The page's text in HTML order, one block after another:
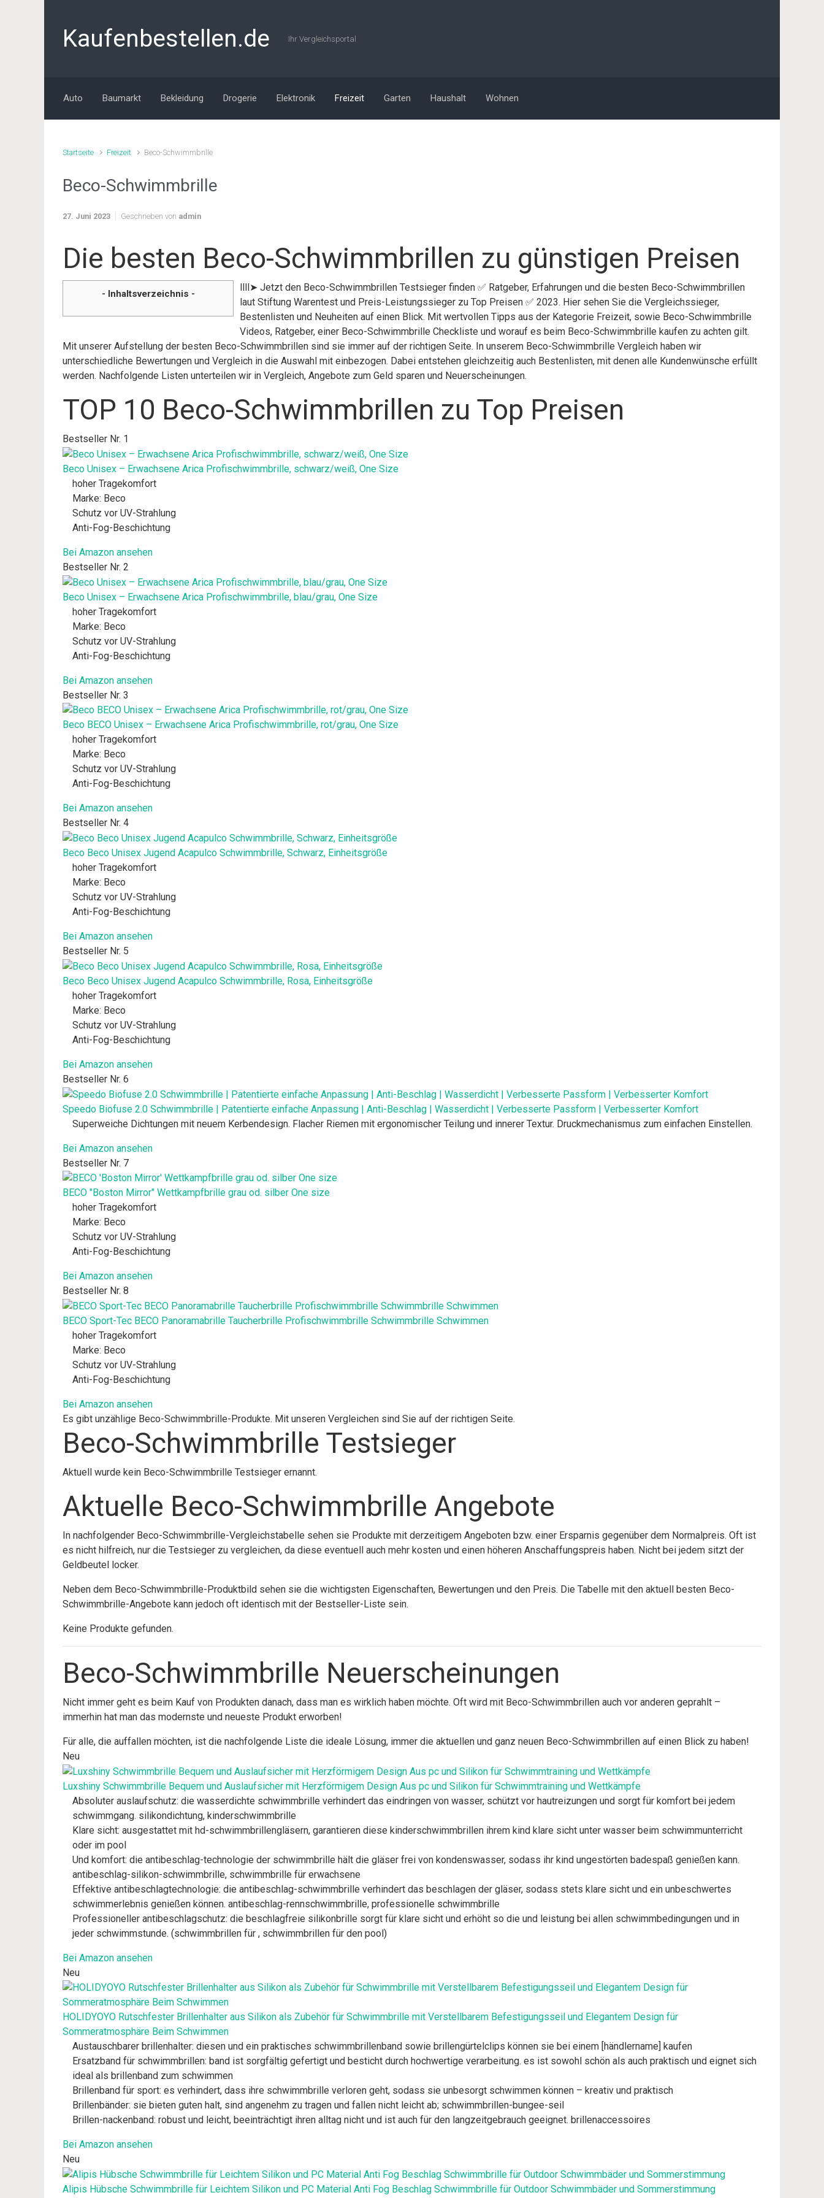
Kaufenbestellen.de Ihr Vergleichsportal
Auto Baumarkt Bekleidung Drogerie Elektronik Freizeit Garten Haushalt Wohnen
Startseite Freizeit Beco-Schwimmbrille
Beco-Schwimmbrille
27. Juni 2023 Geschrieben von admin
Die besten Beco-Schwimmbrillen zu günstigen Preisen
- Inhaltsverzeichnis -
llll➤ Jetzt den Beco-Schwimmbrillen Testsieger finden ✅ Ratgeber, Erfahrungen und die besten Beco-Schwimmbrillen
laut Stiftung Warentest und Preis-Leistungssieger zu Top Preisen ✅ 2023. Hier sehen Sie die Vergleichssieger,
Bestenlisten und Neuheiten auf einen Blick. Mit wertvollen Tipps aus der Kategorie Freizeit, sowie Beco-Schwimmbrille
Videos, Ratgeber, einer Beco-Schwimmbrille Checkliste und worauf es beim Beco-Schwimmbrille kaufen zu achten gilt.
Mit unserer Aufstellung der besten Beco-Schwimmbrillen sind sie immer auf der richtigen Seite. In unserem Beco-Schwimmbrille Vergleich haben wir
unterschiedliche Bewertungen und Vergleich in die Auswahl mit einbezogen. Dabei entstehen gleichzeitig auch Bestenlisten, mit denen alle Kundenwünsche erfüllt
werden. Nachfolgende Listen unterteilen wir in Vergleich, Angebote zum Geld sparen und Neuerscheinungen.
TOP 10 Beco-Schwimmbrillen zu Top Preisen
Bestseller Nr. 1
Beco Unisex – Erwachsene Arica Profischwimmbrille, schwarz/weiß, One Size
hoher Tragekomfort
Marke: Beco
Schutz vor UV-Strahlung
Anti-Fog-Beschichtung
Bei Amazon ansehen
Bestseller Nr. 2
Beco Unisex – Erwachsene Arica Profischwimmbrille, blau/grau, One Size
hoher Tragekomfort
Marke: Beco
Schutz vor UV-Strahlung
Anti-Fog-Beschichtung
Bei Amazon ansehen
Bestseller Nr. 3
Beco BECO Unisex – Erwachsene Arica Profischwimmbrille, rot/grau, One Size
hoher Tragekomfort
Marke: Beco
Schutz vor UV-Strahlung
Anti-Fog-Beschichtung
Bei Amazon ansehen
Bestseller Nr. 4
Beco Beco Unisex Jugend Acapulco Schwimmbrille, Schwarz, Einheitsgröße
hoher Tragekomfort
Marke: Beco
Schutz vor UV-Strahlung
Anti-Fog-Beschichtung
Bei Amazon ansehen
Bestseller Nr. 5
Beco Beco Unisex Jugend Acapulco Schwimmbrille, Rosa, Einheitsgröße
hoher Tragekomfort
Marke: Beco
Schutz vor UV-Strahlung
Anti-Fog-Beschichtung
Bei Amazon ansehen
Bestseller Nr. 6
Speedo Biofuse 2.0 Schwimmbrille | Patentierte einfache Anpassung | Anti-Beschlag | Wasserdicht | Verbesserte Passform | Verbesserter Komfort
Superweiche Dichtungen mit neuem Kerbendesign. Flacher Riemen mit ergonomischer Teilung und innerer Textur. Druckmechanismus zum einfachen Einstellen.
Bei Amazon ansehen
Bestseller Nr. 7
BECO "Boston Mirror" Wettkampfbrille grau od. silber One size
hoher Tragekomfort
Marke: Beco
Schutz vor UV-Strahlung
Anti-Fog-Beschichtung
Bei Amazon ansehen
Bestseller Nr. 8
BECO Sport-Tec BECO Panoramabrille Taucherbrille Profischwimmbrille Schwimmbrille Schwimmen
hoher Tragekomfort
Marke: Beco
Schutz vor UV-Strahlung
Anti-Fog-Beschichtung
Bei Amazon ansehen
Es gibt unzählige Beco-Schwimmbrille-Produkte. Mit unseren Vergleichen sind Sie auf der richtigen Seite.
Beco-Schwimmbrille Testsieger
Aktuell wurde kein Beco-Schwimmbrille Testsieger ernannt.
Aktuelle Beco-Schwimmbrille Angebote
In nachfolgender Beco-Schwimmbrille-Vergleichstabelle sehen sie Produkte mit derzeitigem Angeboten bzw. einer Ersparnis gegenüber dem Normalpreis. Oft ist
es nicht hilfreich, nur die Testsieger zu vergleichen, da diese eventuell auch mehr kosten und einen höheren Anschaffungspreis haben. Nicht bei jedem sitzt der
Geldbeutel locker.
Neben dem Beco-Schwimmbrille-Produktbild sehen sie die wichtigsten Eigenschaften, Bewertungen und den Preis. Die Tabelle mit den aktuell besten Beco-
Schwimmbrille-Angebote kann jedoch oft identisch mit der Bestseller-Liste sein.
Keine Produkte gefunden.
Beco-Schwimmbrille Neuerscheinungen
Nicht immer geht es beim Kauf von Produkten danach, dass man es wirklich haben möchte. Oft wird mit Beco-Schwimmbrillen auch vor anderen geprahlt –
immerhin hat man das modernste und neueste Produkt erworben!
Für alle, die auffallen möchten, ist die nachfolgende Liste die ideale Lösung, immer die aktuellen und ganz neuen Beco-Schwimmbrillen auf einen Blick zu haben!
Neu
Luxshiny Schwimmbrille Bequem und Auslaufsicher mit Herzförmigem Design Aus pc und Silikon für Schwimmtraining und Wettkämpfe
Absoluter auslaufschutz: die wasserdichte schwimmbrille verhindert das eindringen von wasser, schützt vor hautreizungen und sorgt für komfort bei jedem
schwimmgang. silikondichtung, kinderschwimmbrille
Klare sicht: ausgestattet mit hd-schwimmbrillengläsern, garantieren diese kinderschwimmbrillen ihrem kind klare sicht unter wasser beim schwimmunterricht
oder im pool
Und komfort: die antibeschlag-technologie der schwimmbrille hält die gläser frei von kondenswasser, sodass ihr kind ungestörten badespaß genießen kann.
antibeschlag-silikon-schwimmbrille, schwimmbrille für erwachsene
Effektive antibeschlagtechnologie: die antibeschlag-schwimmbrille verhindert das beschlagen der gläser, sodass stets klare sicht und ein unbeschwertes
schwimmerlebnis genießen können. antibeschlag-rennschwimmbrille, professionelle schwimmbrille
Professioneller antibeschlagschutz: die beschlagfreie silikonbrille sorgt für klare sicht und erhöht so die und leistung bei allen schwimmbedingungen und in
jeder schwimmstunde. (schwimmbrillen für , schwimmbrillen für den pool)
Bei Amazon ansehen
Neu
HOLIDYOYO Rutschfester Brillenhalter aus Silikon als Zubehör für Schwimmbrille mit Verstellbarem Befestigungsseil und Elegantem Design für
Sommeratmosphäre Beim Schwimmen
Austauschbarer brillenhalter: diesen und ein praktisches schwimmbrillenband sowie brillengürtelclips können sie bei einem [händlername] kaufen
Ersatzband für schwimmbrillen: band ist sorgfältig gefertigt und besticht durch hochwertige verarbeitung. es ist sowohl schön als auch praktisch und eignet sich
ideal als brillenband zum schwimmen
Brillenband für sport: es verhindert, dass ihre schwimmbrille verloren geht, sodass sie unbesorgt schwimmen können – kreativ und praktisch
Brillenbänder: sie bieten guten halt, sind angenehm zu tragen und fallen nicht leicht ab; schwimmbrillen-bungee-seil
Brillen-nackenband: robust und leicht, beeinträchtigt ihren alltag nicht und ist auch für den langzeitgebrauch geeignet. brillenaccessoires
Bei Amazon ansehen
Neu
Alipis Hübsche Schwimmbrille für Leichtem Silikon und PC Material Anti Fog Beschlag Schwimmbrille für Outdoor Schwimmbäder und Sommerstimmung